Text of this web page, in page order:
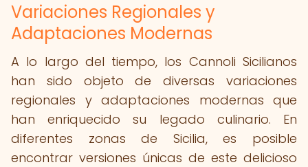
Variaciones Regionales y
Adaptaciones Modernas
A lo largo del tiempo, los Cannoli Sicilianos
han sido objeto de diversas variaciones
regionales y adaptaciones modernas que
han enriquecido su legado culinario. En
diferentes zonas de Sicilia, es posible
encontrar versiones únicas de este delicioso